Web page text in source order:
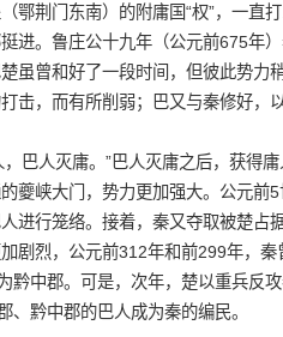
鄂荆门东南）的附庸国“权”，一直
进。鲁庄公十九年（公元前675年
虽曾和好了一段时间，但彼此势力
击，而有所削弱；巴又与秦修好，
巴人灭庸。”巴人灭庸之后，获得
夔峡大门，势力更加强大。公元前
进行笼络。接着，秦又夺取被楚
剧烈，公元前312年和前299年，
黔中郡。可是，次年，楚以重兵反
黔中郡的巴人成为秦的编民。